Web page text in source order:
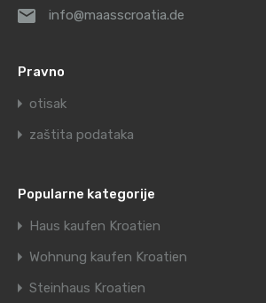
info@maasscroatia.de
Pravno
otisak
zaštita podataka
Popularne kategorije
Haus kaufen Kroatien
Wohnung kaufen Kroatien
Steinhaus Kroatien